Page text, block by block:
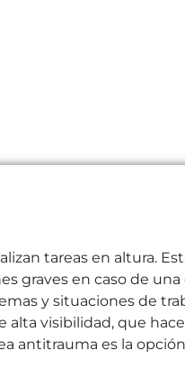
tareas en altura.
graves en caso de una
y situaciones de
alta visibilidad, que
antitrauma es la